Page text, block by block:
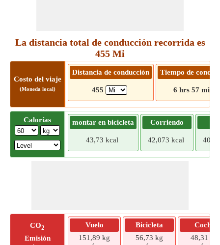
La distancia total de conducción recorrida es
455 Mi
Costo del viaje
(Moneda local)
Distancia de conducción
455
Tiempo de
6 hrs 57 mins
Calorías montar en bicicleta
43,73 kcal
Corriendo
42,073 kcal
CO2
Emisión
Vuelo
151,89 kg
Bicicleta
56,73 kg
Coche
48,31 kg